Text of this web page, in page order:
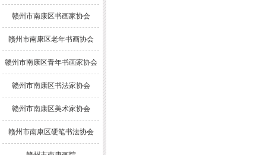
赣州市南康区书画家协会
赣州市南康区老年书画协会
赣州市南康区青年书画家协会
赣州市南康区书法家协会
赣州市南康区美术家协会
赣州市南康区硬笔书法协会